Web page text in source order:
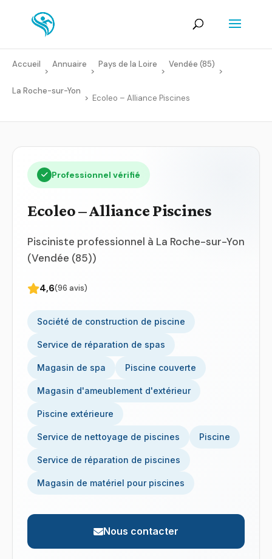
Accueil
>
Annuaire
>
Pays de la Loire
>
Vendée (85)
>
La Roche-sur-Yon
> Ecoleo – Alliance Piscines
Professionnel vérifié
Ecoleo – Alliance Piscines
Pisciniste professionnel à La Roche-sur-Yon
(Vendée (85))
4,6(96 avis)
Société de construction de piscine
Service de réparation de spas
Magasin de spa Piscine couverte
Magasin d'ameublement d'extérieur
Piscine extérieure
Service de nettoyage de piscines Piscine
Service de réparation de piscines
Magasin de matériel pour piscines
Nous contacter